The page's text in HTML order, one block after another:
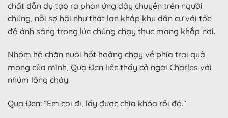
chất dẫn dụ tạo ra phản ứng dây chuyền trên người
chúng, nỗi sợ hãi như thật lan khắp khu dân cư với tốc
độ ánh sáng trong lúc chúng chạy thục mạng khắp nơi.
Nhóm hộ chăn nuôi hốt hoảng chạy về phía trại quả
mọng của mình, Quạ Đen liếc thấy cả ngài Charles với
nhúm lông cháy.
Quạ Đen: “Em coi đi, lấy được chìa khóa rồi đó.”